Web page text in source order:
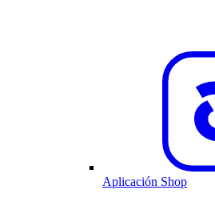
Aplicación Shop